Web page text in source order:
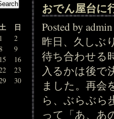
日
1
2
9
15
16
23
30
おでん屋台に
Posted by
昨日、久しぶ
待ち合わせる
入るかは後で
ました。再会
ら、ぶらぶら
って「あ、あ